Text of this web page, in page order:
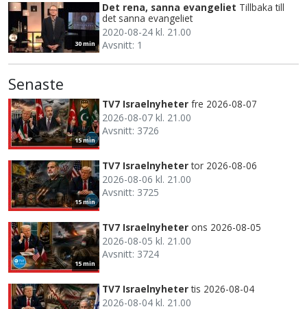
30 min
Det rena, sanna evangeliet Tillbaka till
det sanna evangeliet
2020-08-24 kl. 21.00
Avsnitt: 1
Senaste
15 min
TV7 Israelnyheter fre 2026-08-07
2026-08-07 kl. 21.00
Avsnitt: 3726
15 min
TV7 Israelnyheter tor 2026-08-06
2026-08-06 kl. 21.00
Avsnitt: 3725
15 min
TV7 Israelnyheter ons 2026-08-05
2026-08-05 kl. 21.00
Avsnitt: 3724
TV7 Israelnyheter tis 2026-08-04
2026-08-04 kl. 21.00